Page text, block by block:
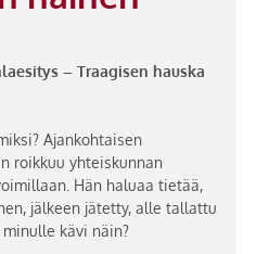
– Traagisen hauska
Ajankohtaisen
roikkuu yhteiskunnan
Hän haluaa tietää,
jälkeen jätetty, alle tallattu
kävi näin?